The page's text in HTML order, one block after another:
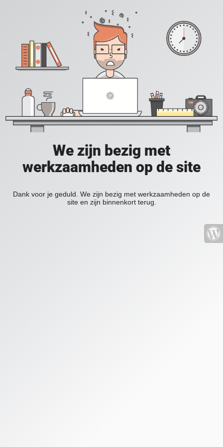
We zijn bezig met
werkzaamheden op de site
Dank voor je geduld. We zijn bezig met werkzaamheden op de
site en zijn binnenkort terug.